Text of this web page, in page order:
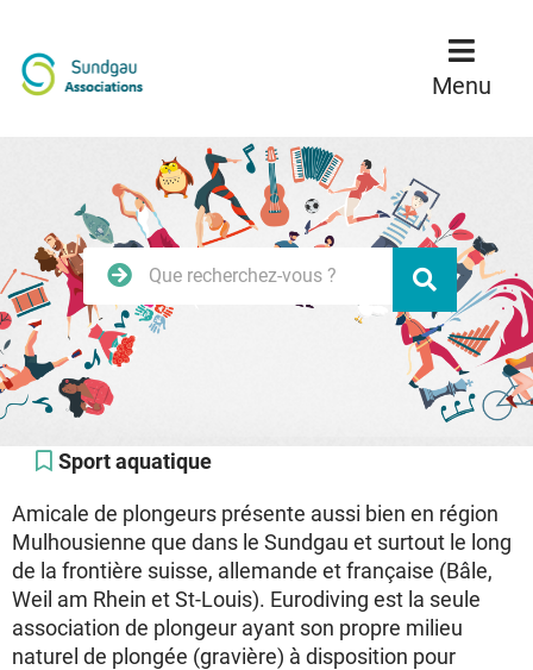
Menu
Rechercher
sur
le
site
Valider
Sport aquatique
Amicale de plongeurs présente aussi bien en région
Mulhousienne que dans le Sundgau et surtout le long
de la frontière suisse, allemande et française (Bâle,
Weil am Rhein et St-Louis). Eurodiving est la seule
association de plongeur ayant son propre milieu
naturel de plongée (gravière) à disposition pour